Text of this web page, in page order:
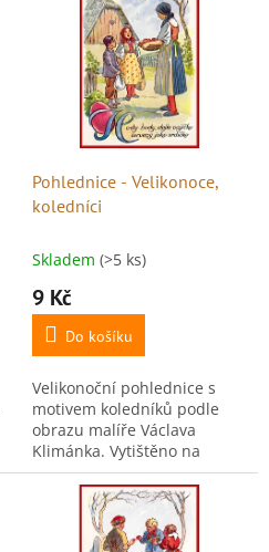
Pohlednice - Velikonoce,
koledníci
Skladem (>5 ks)
9 Kč
Do košíku
Velikonoční pohlednice s
motivem koledníků podle
obrazu malíře Václava
Klimánka. Vytištěno na
kvalitním pohlednicovém
kartónu 300 g, ideální pro
psaní i vystavení. Rozměr:...